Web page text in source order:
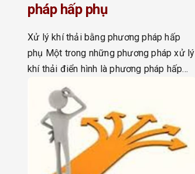
pháp hấp phụ
Xử lý khí thải bằng phương pháp hấp
phụ Một trong những phương pháp xử lý
khí thải điển hình là phương pháp hấp
phụ. Hấp phụ là phương pháp nhằm giữ
lại các hơi và khí độc hại trên bề mặt vật
liệu hấp phụ, bằng cách cho dòng khí
thải đi qua tháp […]